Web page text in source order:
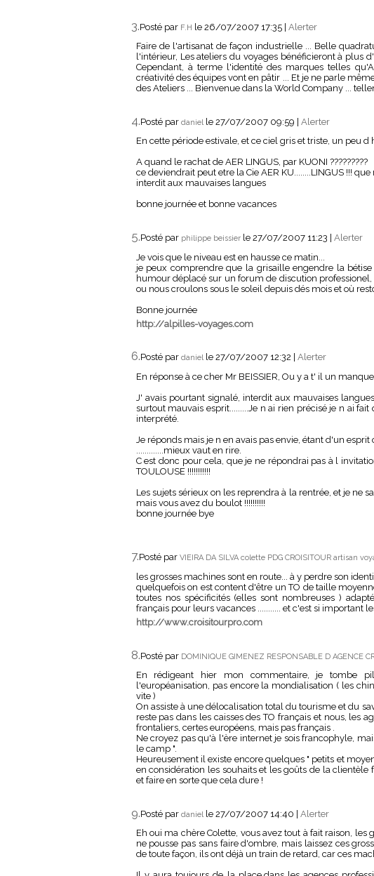
3.Posté par F.H le 26/07/2007 17:35 | Alerter
Faire de l'artisanat de façon industrielle ... Belle
l'intérieur, Les ateliers du voyages bénéficieront à plus
Cependant, à terme l'identité des marques telles
créativité des équipes vont en pâtir ... Et je ne parle
des Ateliers ... Bienvenue dans la World Company ...
4.Posté par daniel le 27/07/2007 09:59 | Alerter
En cette période estivale, et ce ciel gris et triste, un peu d
A quand le rachat de AER LINGUS, par KUONI ?????????
ce deviendrait peut etre la Cie AER KU........LINGUS !!!
interdit aux mauvaises langues
bonne journée et bonne vacances
5.Posté par philippe beissier le 27/07/2007 11:23
Alerter
Je vois que le niveau est en hausse ce matin...
je peux comprendre que la grisaille engendre la
humour déplacé sur un forum de discution
ou nous croulons sous le soleil depuis dés mois et où
Bonne journée
http://alpilles-voyages.com
6.Posté par daniel le 27/07/2007 12:32
Alerter
En réponse à ce cher Mr BEISSIER, Ou y a t' il un
J' avais pourtant signalé, interdit aux mauvaises
surtout mauvais esprit.........Je n ai rien précisé je n ai
interprété.
Je réponds mais je n en avais pas envie, étant d'un esprit
.............mieux vaut en rire.
C est donc pour cela, que je ne répondrai pas à l
TOULOUSE !!!!!!!!!!!
Les sujets sérieux on les reprendra à la rentrée, et je ne
mais vous avez du boulot !!!!!!!!!!
bonne journée bye
7.Posté par VIEIRA DA SILVA colette PDG CROISITOUR artisan
les grosses machines sont en route... à y perdre son
quelquefois on est content d'être un TO de taille
toutes nos spécificités (elles sont nombreuses )
français pour leurs vacances ........... et c'est si important
http://www.croisitourpro.com
8.Posté par DOMINIQUE GIMENEZ RESPONSABLE D AGENCE
En rédigeant hier mon commentaire, je tombe
l'européanisation, pas encore la mondialisation ( les
vite )
On assiste à une délocalisation total du tourisme et du
reste pas dans les caisses des TO français et nous, les
frontaliers, certes européens, mais pas français .
Ne croyez pas qu'à l'ère internet je sois francophyle,
le camp ".
Heureusement il existe encore quelques " petits et
en considération les souhaits et les goûts de la
et faire en sorte que cela dure !
9.Posté par daniel le 27/07/2007 14:40 | Alerter
Eh oui ma chère Colette, vous avez tout à fait raison,
ne pousse pas sans faire d'ombre, mais laissez ces
de toute façon, ils ont déjà un train de retard, car ces